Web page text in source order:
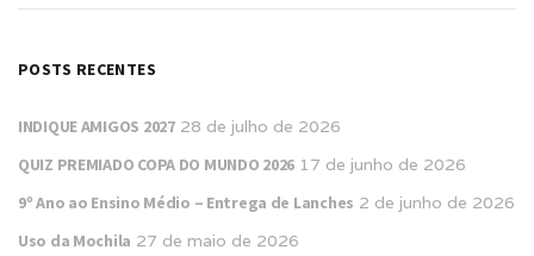
POSTS RECENTES
INDIQUE AMIGOS 2027 28 de julho de 2026
QUIZ PREMIADO COPA DO MUNDO 2026 17 de junho de 2026
9º Ano ao Ensino Médio – Entrega de Lanches 2 de junho de 2026
Uso da Mochila 27 de maio de 2026